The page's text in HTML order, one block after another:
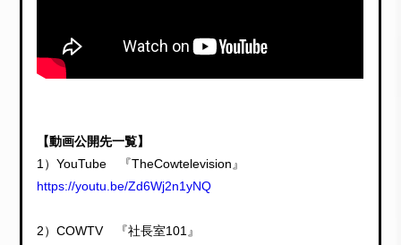
【動画公開先一覧】
1）YouTube 『TheCowtelevision』
https://youtu.be/Zd6Wj2n1yNQ
2）COWTV 『社長室101』